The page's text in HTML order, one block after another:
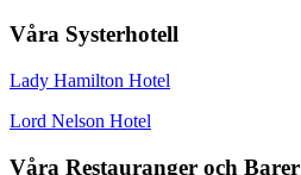
Våra Systerhotell
Lady Hamilton Hotel
Lord Nelson Hotel
Våra Restauranger och Barer